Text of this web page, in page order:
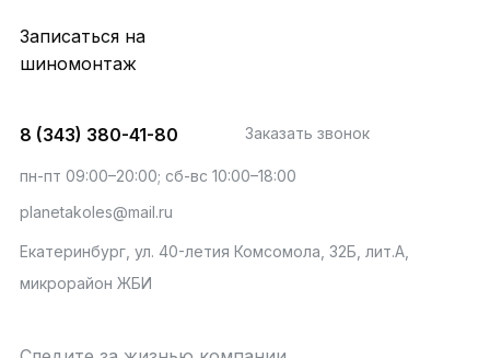
Записаться на
шиномонтаж
8 (343) 380-41-80 Заказать звонок
пн-пт 09:00–20:00; сб-вс 10:00–18:00
planetakoles@mail.ru
Екатеринбург, ул. 40-летия Комсомола, 32Б, лит.А,
микрорайон ЖБИ